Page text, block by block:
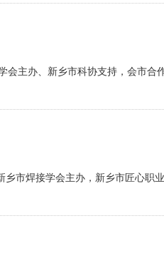
主办、新乡市科协支持，会市合
市焊接学会主办，新乡市匠心职